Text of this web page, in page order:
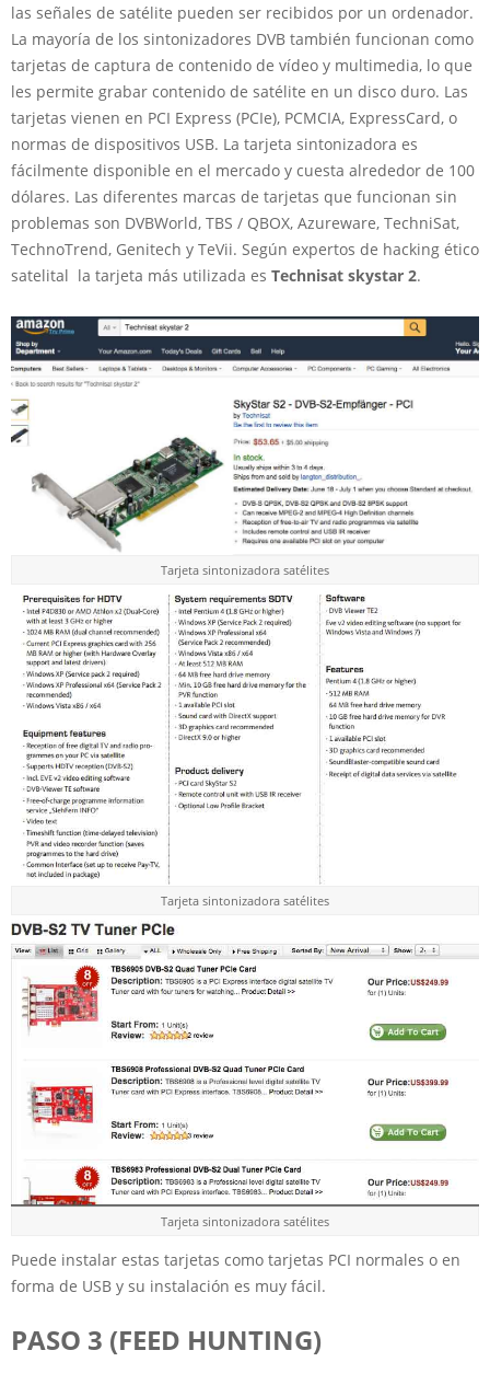
las señales de satélite pueden ser recibidos por un ordenador.
La mayoría de los sintonizadores DVB también funcionan como
tarjetas de captura de contenido de vídeo y multimedia, lo que
les permite grabar contenido de satélite en un disco duro. Las
tarjetas vienen en PCI Express (PCIe), PCMCIA, ExpressCard, o
normas de dispositivos USB. La tarjeta sintonizadora es
fácilmente disponible en el mercado y cuesta alrededor de 100
dólares. Las diferentes marcas de tarjetas que funcionan sin
problemas son DVBWorld, TBS / QBOX, Azureware, TechniSat,
TechnoTrend, Genitech y TeVii. Según expertos de hacking ético
satelital la tarjeta más utilizada es Technisat skystar 2.
Tarjeta sintonizadora satélites
Tarjeta sintonizadora satélites
Tarjeta sintonizadora satélites
Puede instalar estas tarjetas como tarjetas PCI normales o en
forma de USB y su instalación es muy fácil.
PASO 3 (FEED HUNTING)